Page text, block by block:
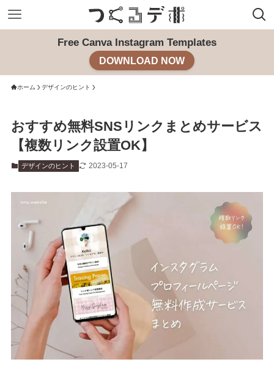
Free Canva Instagram Templates
DOWNLOAD NOW
ホーム デザインのヒント
おすすめ無料SNSリンクまとめサービス
【複数リンク設置OK】
デザインのヒント 2023-05-17